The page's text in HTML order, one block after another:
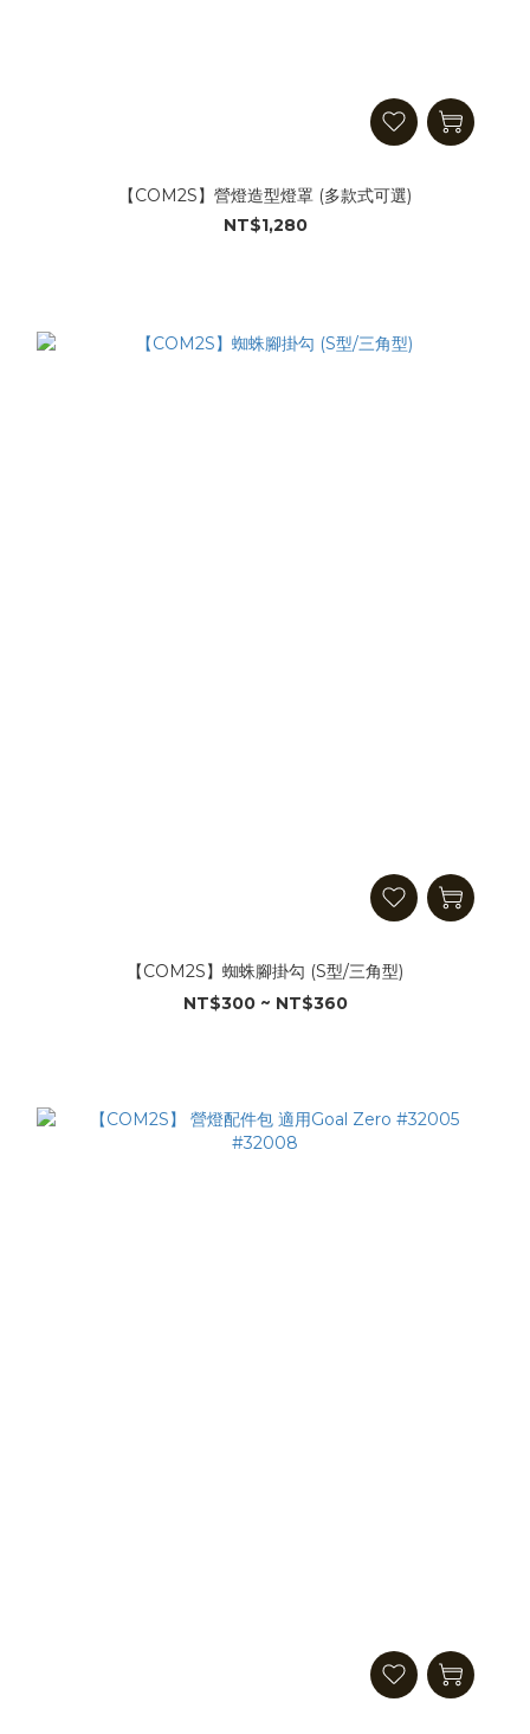
【COM2S】營燈造型燈罩 (多款式可選)
NT$1,280
【COM2S】蜘蛛腳掛勾 (S型/三角型)
NT$300 ~ NT$360